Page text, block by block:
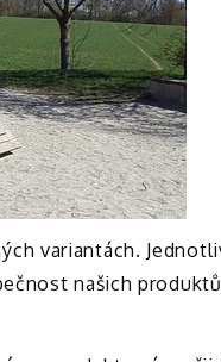
variantách.
našich